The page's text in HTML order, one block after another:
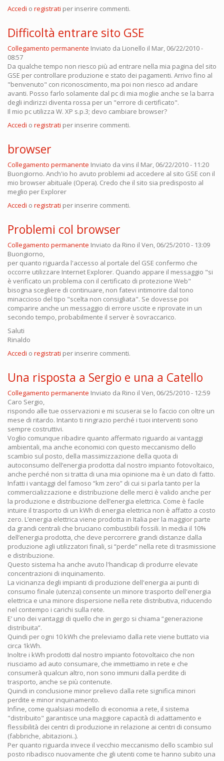
Accedi o registrati per inserire commenti.
Difficoltà entrare sito GSE
Collegamento permanente Inviato da Lionello il Mar, 06/22/2010 -
08:57
Da qualche tempo non riesco più ad entrare nella mia pagina del sito
GSE per controllare produzione e stato dei pagamenti. Arrivo fino al
"benvenuto" con riconoscimento, ma poi non riesco ad andare
avanti. Posso farlo solamente dal pc di mia moglie anche se la barra
degli indirizzi diventa rossa per un "errore di certificato".
Il mio pc utilizza W. XP s.p.3; devo cambiare browser?
Accedi o registrati per inserire commenti.
browser
Collegamento permanente Inviato da vins il Mar, 06/22/2010 - 11:20
Buongiorno. Anch'io ho avuto problemi ad accedere al sito GSE con il
mio browser abituale (Opera). Credo che il sito sia predisposto al
meglio per Explorer
Accedi o registrati per inserire commenti.
Problemi col browser
Collegamento permanente Inviato da Rino il Ven, 06/25/2010 - 13:09
Buongiorno,
per quanto riguarda l'accesso al portale del GSE confermo che
occorre utilizzare Internet Explorer. Quando appare il messaggio "si
è verificato un problema con il certificato di protezione Web"
bisogna scegliere di continuare, non fatevi intimorire dal tono
minaccioso del tipo "scelta non consigliata". Se dovesse poi
comparire anche un messaggio di errore uscite e riprovate in un
secondo tempo, probabilmente il server è sovraccarico.
Saluti
Rinaldo
Accedi o registrati per inserire commenti.
Una risposta a Sergio e una a Catello
Collegamento permanente Inviato da Rino il Ven, 06/25/2010 - 12:59
Caro Sergio,
rispondo alle tue osservazioni e mi scuserai se lo faccio con oltre un
mese di ritardo. Intanto ti ringrazio perché i tuoi interventi sono
sempre costruttivi.
Voglio comunque ribadire quanto affermato riguardo ai vantaggi
ambientali, ma anche economici con questo meccanismo dello
scambio sul posto, della massimizzazione della quota di
autoconsumo dell’energia prodotta dal nostro impianto fotovoltaico,
anche perché non si tratta di una mia opinione ma è un dato di fatto.
Infatti i vantaggi del famoso “km zero” di cui si parla tanto per la
commercializzazione e distribuzione delle merci è valido anche per
la produzione e distribuzione dell’energia elettrica. Come è facile
intuire il trasporto di un kWh di energia elettrica non è affatto a costo
zero. L’energia elettrica viene prodotta in Italia per la maggior parte
da grandi centrali che bruciano combustibili fossili. In media il 10%
dell’energia prodotta, che deve percorrere grandi distanze dalla
produzione agli utilizzatori finali, si “perde” nella rete di trasmissione
e distribuzione.
Questo sistema ha anche avuto l'handicap di produrre elevate
concentrazioni di inquinamento.
La vicinanza degli impianti di produzione dell'energia ai punti di
consumo finale (utenza) consente un minore trasporto dell'energia
elettrica e una minore dispersione nella rete distributiva, riducendo
nel contempo i carichi sulla rete.
E’ uno dei vantaggi di quello che in gergo si chiama “generazione
distribuita”.
Quindi per ogni 10 kWh che preleviamo dalla rete viene buttato via
circa 1kWh.
Inoltre i kWh prodotti dal nostro impianto fotovoltaico che non
riusciamo ad auto consumare, che immettiamo in rete e che
consumerà qualcun altro, non sono immuni dalla perdite di
trasporto, anche se più contenute.
Quindi in conclusione minor prelievo dalla rete significa minori
perdite e minor inquinamento.
Infine, come qualsiasi modello di economia a rete, il sistema
"distribuito" garantisce una maggiore capacità di adattamento e
flessibilità dei centri di produzione in relazione ai centri di consumo
(fabbriche, abitazioni..).
Per quanto riguarda invece il vecchio meccanismo dello scambio sul
posto ribadisco nuovamente che gli utenti come te hanno subito una